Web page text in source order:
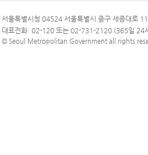
120 다산콜재단
서울특별시청 04524 서울특별시 중구 세종대로
대표전화: 02-120 또는 02-731-2120 (365일 24
© Seoul Metropolitan Government all rights